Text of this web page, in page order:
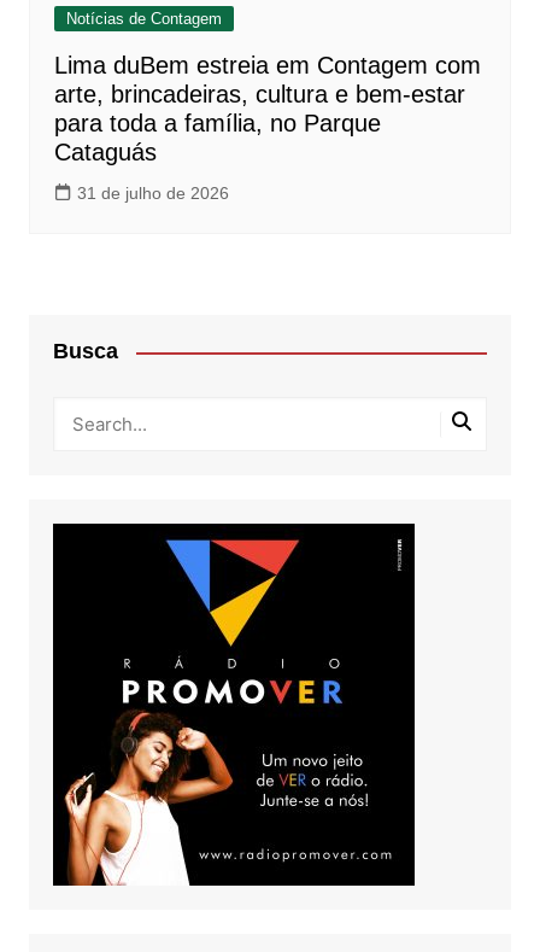
Notícias de Contagem
Lima duBem estreia em Contagem com
arte, brincadeiras, cultura e bem-estar
para toda a família, no Parque
Cataguás
31 de julho de 2026
Busca